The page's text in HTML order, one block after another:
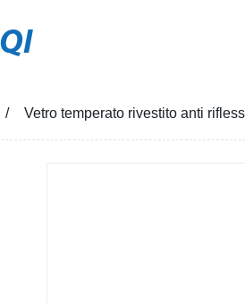
Vetro temperato rivestito anti